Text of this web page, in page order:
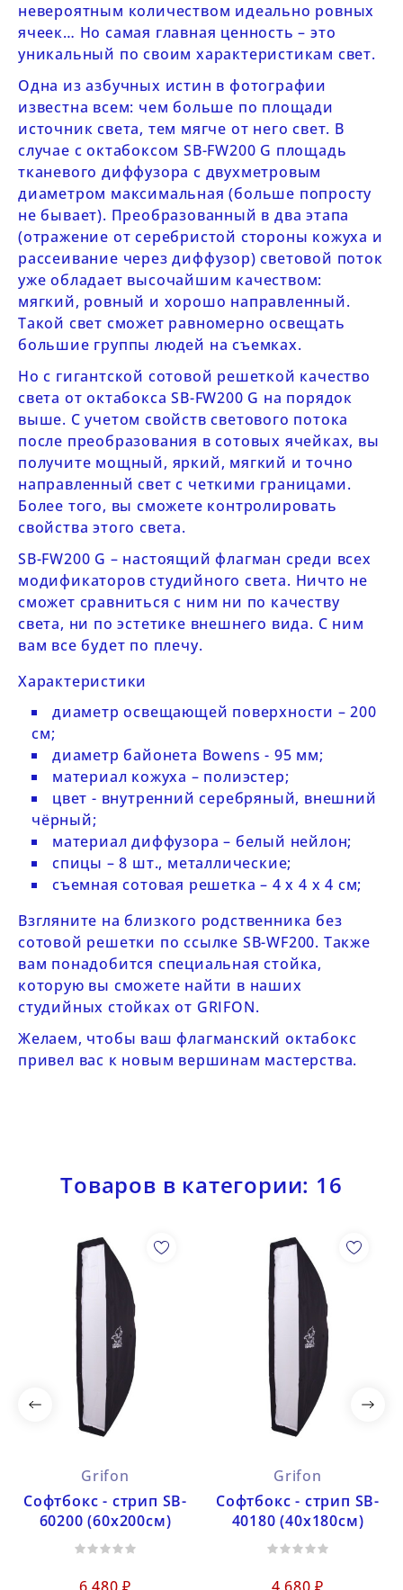
невероятным количеством идеально ровных
ячеек… Но самая главная ценность – это
уникальный по своим характеристикам свет.
Одна из азбучных истин в фотографии
известна всем: чем больше по площади
источник света, тем мягче от него свет. В
случае с октабоксомSB-FW200 G площадь
тканевого диффузора с двухметровым
диаметром максимальная (больше попросту
не бывает). Преобразованный в два этапа
(отражение от серебристой стороны кожуха и
рассеивание через диффузор) световой поток
уже обладает высочайшим качеством:
мягкий, ровный и хорошо направленный.
Такой свет сможет равномерно освещать
большие группы людей на съемках.
Но с гигантской сотовой решеткой качество
света от октабоксаSB-FW200 G на порядок
выше. С учетом свойств светового потока
после преобразования в сотовых ячейках, вы
получите мощный, яркий, мягкий и точно
направленный свет с четкими границами.
Более того, вы сможете контролировать
свойства этого света.
SB-FW200 G – настоящий флагман среди всех
модификаторов студийного света. Ничто не
сможет сравниться с ним ни по качеству
света, ни по эстетике внешнего вида. С ним
вам все будет по плечу.
Характеристики
диаметр освещающей поверхности – 200
см;
диаметр байонета Bowens - 95 мм;
материал кожуха – полиэстер;
цвет - внутренний серебряный, внешний
чёрный;
материал диффузора – белый нейлон;
спицы – 8 шт., металлические;
съемная сотовая решетка – 4 х 4 х 4 см;
Взгляните на близкого родственника без
сотовой решетки по ссылке SB-WF200. Также
вам понадобится специальная стойка,
которую вы сможете найти в наших
студийных стойках от GRIFON.
Желаем, чтобы ваш флагманский октабокс
привел вас к новым вершинам мастерства.
Товаров в категории: 16
Grifon
Софтбокс - стрип SB-
60200 (60х200см)
Grifon
Софтбокс - стрип SB-
40180 (40х180см)